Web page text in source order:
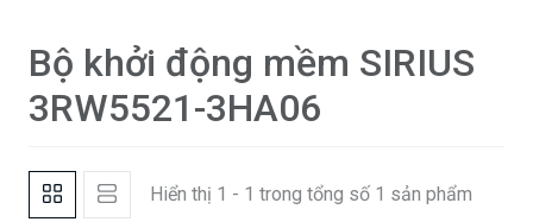
Bộ khởi động mềm SIRIUS
3RW5521-3HA06
Hiển thị 1 - 1 trong tổng số 1 sản phẩm